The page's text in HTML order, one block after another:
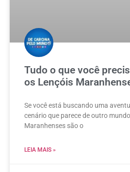
Tudo o que você
os Lençóis
Se você está buscando uma
cenário que parece de outro
Maranhenses são o
LEIA MAIS »